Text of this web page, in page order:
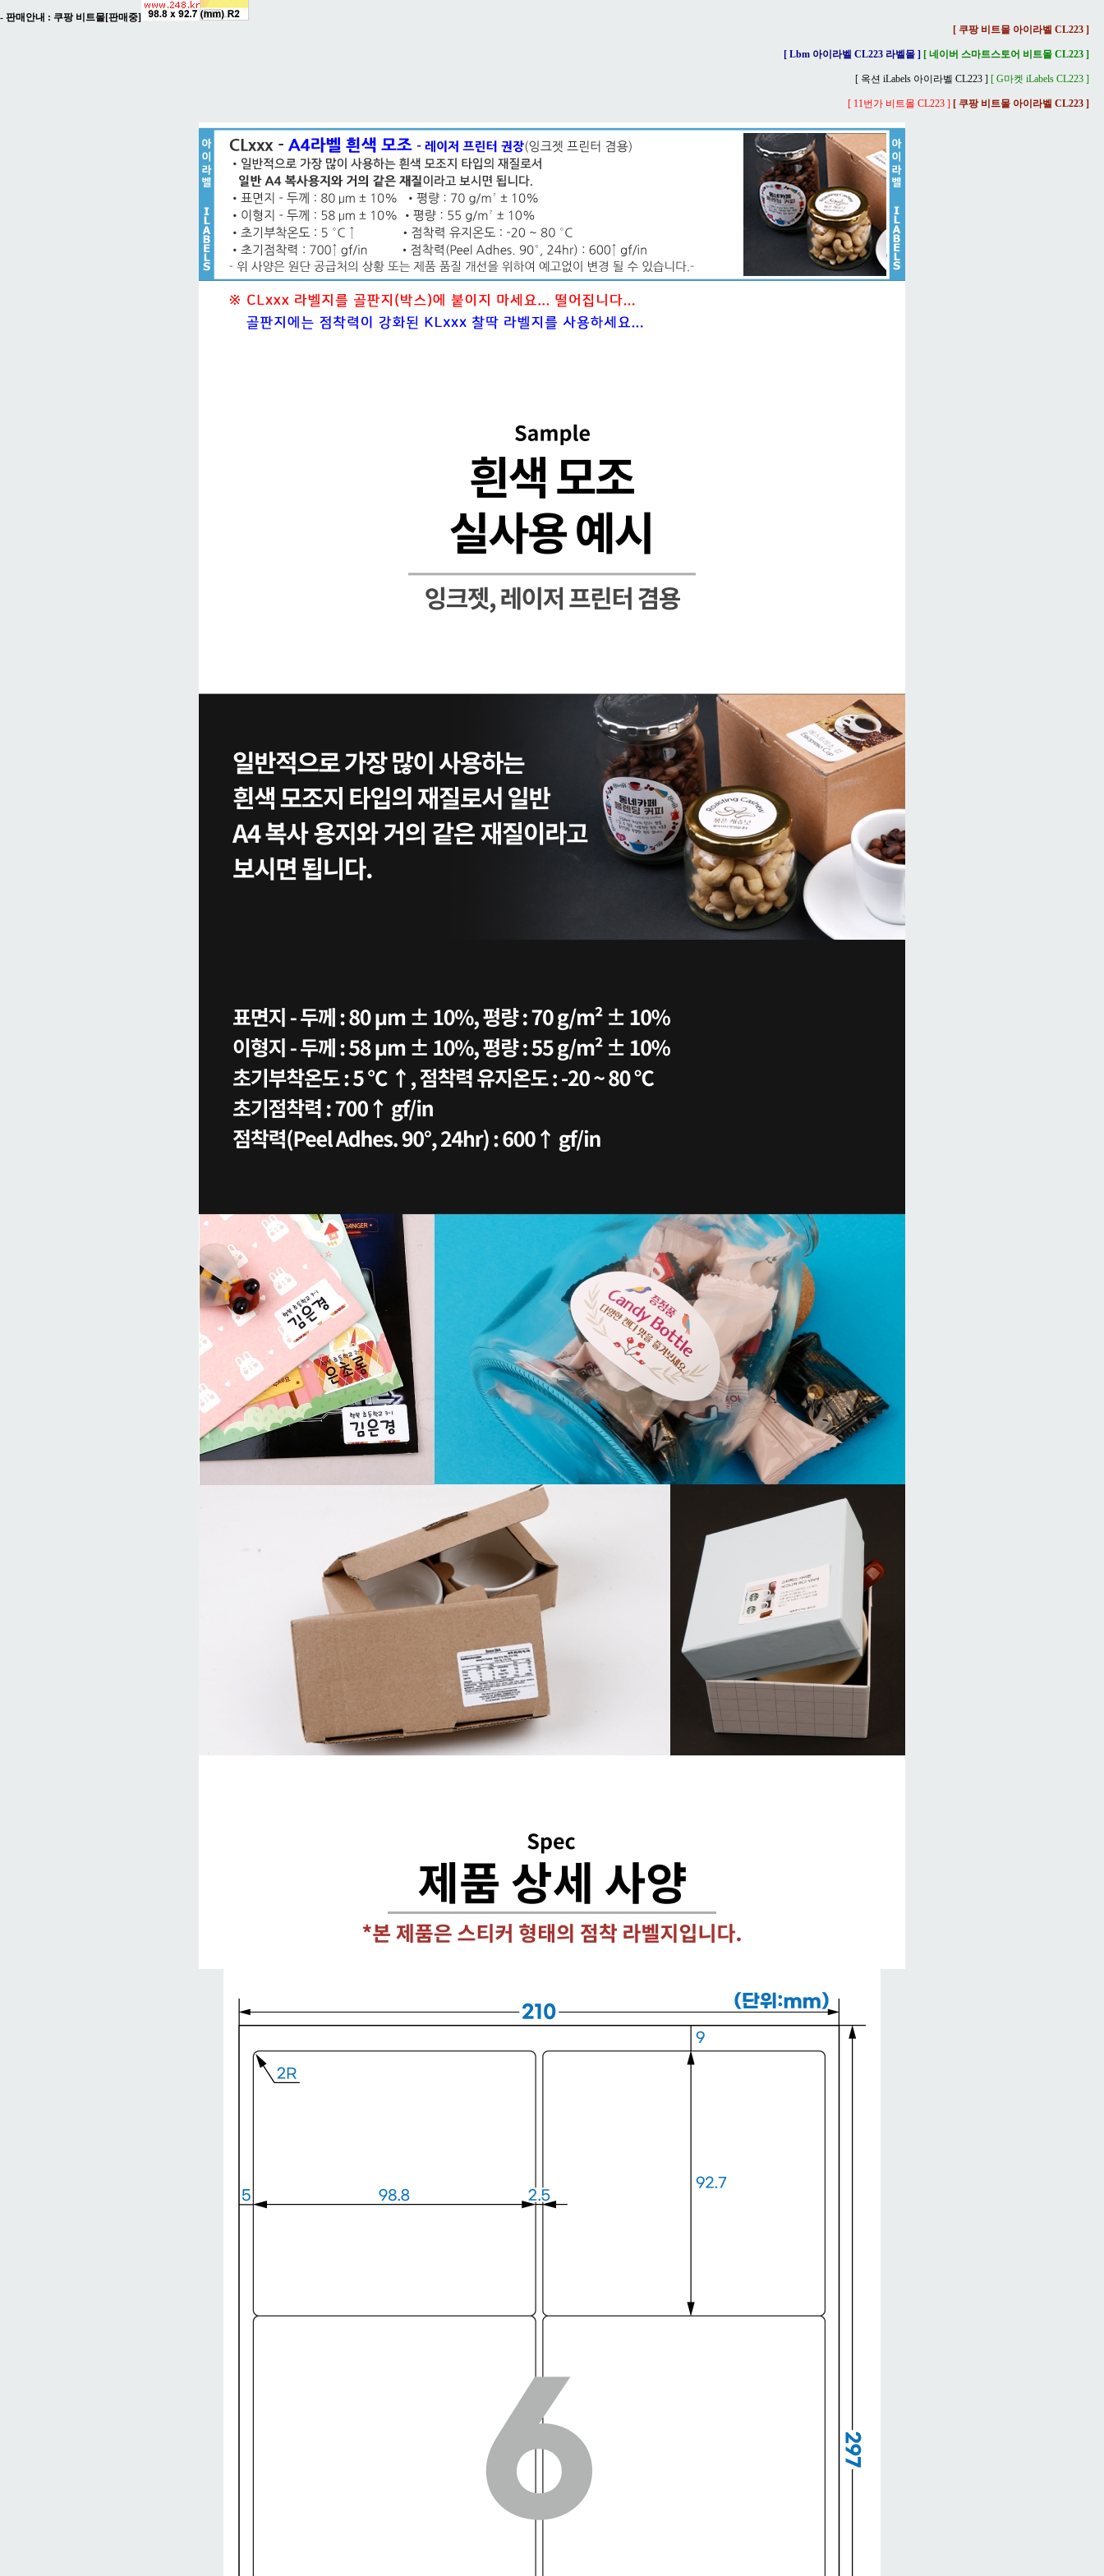
- 판매안내 : 쿠팡 비트몰[판매중]
[ 쿠팡 비트몰 아이라벨 CL223 ]
[ Lbm 아이라벨 CL223 라벨몰 ] [ 네이버 스마트스토어 비트몰 CL223 ]
[ 옥션 iLabels 아이라벨 CL223 ] [ G마켓 iLabels CL223 ]
[ 11번가 비트몰 CL223 ] [ 쿠팡 비트몰 아이라벨 CL223 ]